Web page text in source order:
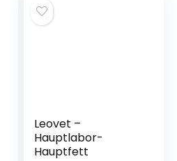
Leovet –
Hauptlabor-
Hauptfett